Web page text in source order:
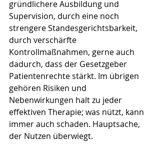
gründlichere Ausbildung und
Supervision, durch eine noch
strengere Standesgerichtsbarkeit,
durch verschärfte
Kontrollmaßnahmen, gerne auch
dadurch, dass der Gesetzgeber
Patientenrechte stärkt. Im übrigen
gehören Risiken und
Nebenwirkungen halt zu jeder
effektiven Therapie; was nützt, kann
immer auch schaden. Hauptsache,
der Nutzen überwiegt.